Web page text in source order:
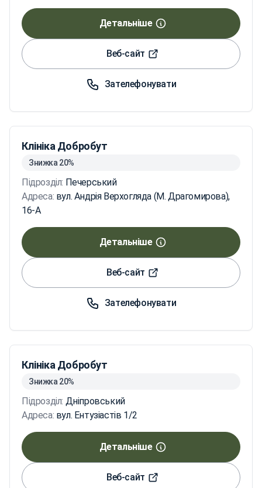
Детальніше
Веб-сайт
Зателефонувати
Клініка Добробут
Знижка 20%
Підрозділ: Печерський
Адреса: вул. Андрія Верхогляда (М. Драгомирова),
16-А
Детальніше
Веб-сайт
Зателефонувати
Клініка Добробут
Знижка 20%
Підрозділ: Дніпровський
Адреса: вул. Ентузіастів 1/2
Детальніше
Веб-сайт